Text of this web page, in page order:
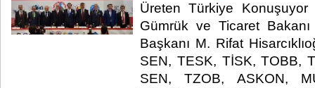
Üreten Türkiye Konuşuyor
Gümrük ve Ticaret
Başkanı M. Rifat
SEN, TESK, TİSK, TOBB,
SEN, TZOB, ASKON,